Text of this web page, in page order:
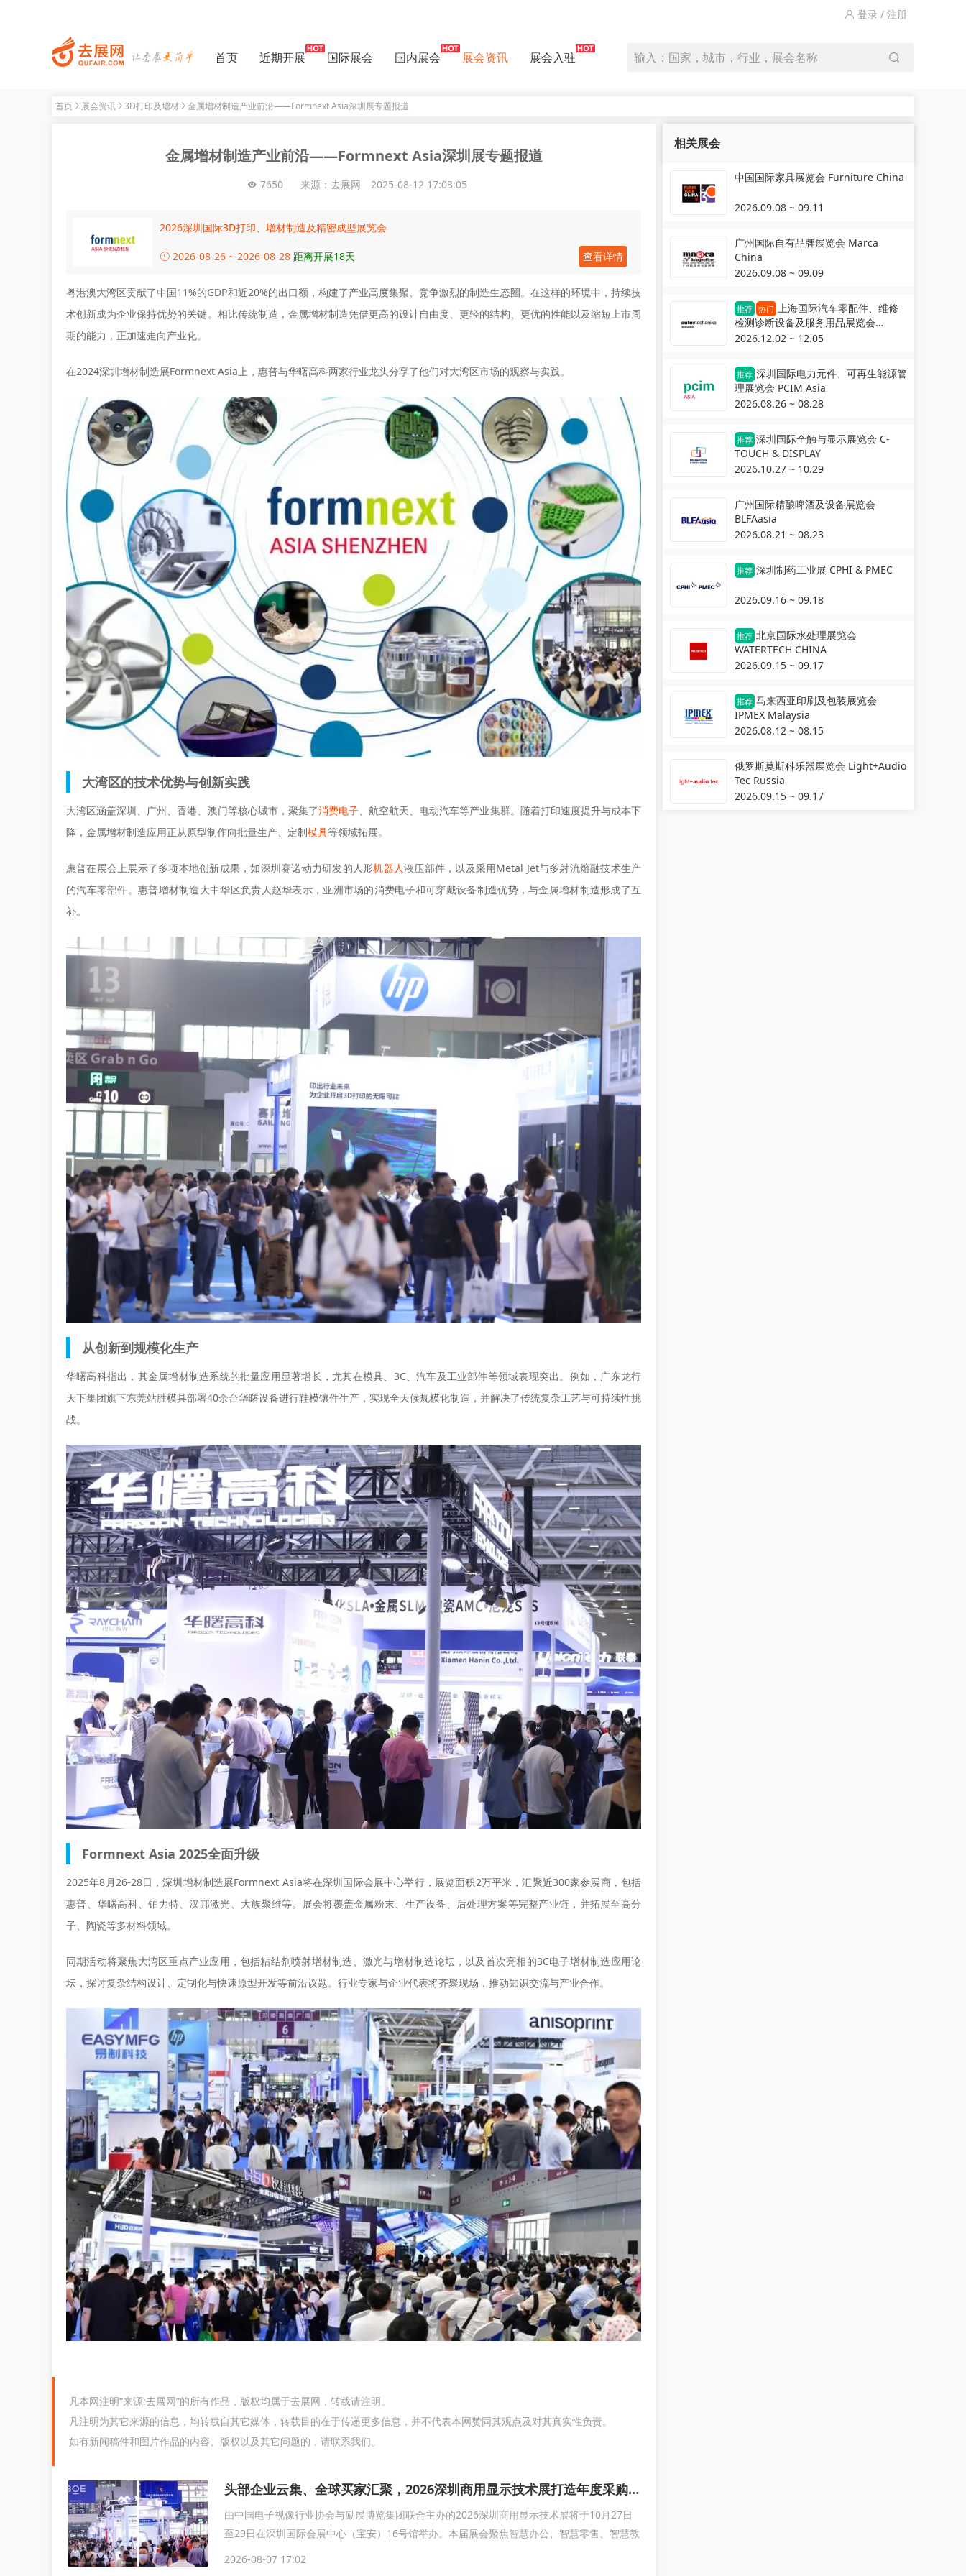
登录 / 注册
首页 近期开展 国际展会 国内展会 展会资讯 展会入驻 输入：国家，城市，行业，展会名称
首页 展会资讯 3D打印及增材 金属增材制造产业前沿——Formnext Asia深圳展专题报道
金属增材制造产业前沿——Formnext Asia深圳展专题报道
7650 来源：去展网 2025-08-12 17:03:05
2026深圳国际3D打印、增材制造及精密成型展览会
2026-08-26 ~ 2026-08-28 距离开展18天 查看详情
粤港澳大湾区贡献了中国11%的GDP和近20%的出口额，构建了产业高度集聚、竞争激烈的制造生态圈。在这样的环境中，持续技
术创新成为企业保持优势的关键。相比传统制造，金属增材制造凭借更高的设计自由度、更轻的结构、更优的性能以及缩短上市周
期的能力，正加速走向产业化。
在2024深圳增材制造展Formnext Asia上，惠普与华曙高科两家行业龙头分享了他们对大湾区市场的观察与实践。
大湾区的技术优势与创新实践
大湾区涵盖深圳、广州、香港、澳门等核心城市，聚集了消费电子 、航空航天、电动汽车等产业集群。随着打印速度提升与成本下
降，金属增材制造应用正从原型制作向批量生产、定制模具等领域拓展。
惠普在展会上展示了多项本地创新成果，如深圳赛诺动力研发的人形机器人液压部件，以及采用Metal Jet与多射流熔融技术生产
的汽车零部件。惠普增材制造大中华区负责人赵华表示，亚洲市场的消费电子和可穿戴设备制造优势，与金属增材制造形成了互
补。
从创新到规模化生产
华曙高科指出，其金属增材制造系统的批量应用显著增长，尤其在模具、3C、汽车及工业部件等领域表现突出。例如，广东龙行
天下集团旗下东莞站胜模具部署40余台华曙设备进行鞋模镶件生产，实现全天候规模化制造，并解决了传统复杂工艺与可持续性挑
战。
Formnext Asia 2025全面升级
2025年8月26-28日，深圳增材制造展Formnext Asia将在深圳国际会展中心举行，展览面积2万平米，汇聚近300家参展商，包括
惠普、华曙高科、铂力特、汉邦激光、大族聚维等。展会将覆盖金属粉末、生产设备、后处理方案等完整产业链，并拓展至高分
子、陶瓷等多材料领域。
同期活动将聚焦大湾区重点产业应用，包括粘结剂喷射增材制造、激光与增材制造论坛，以及首次亮相的3C电子增材制造应用论
坛，探讨复杂结构设计、定制化与快速原型开发等前沿议题。行业专家与企业代表将齐聚现场，推动知识交流与产业合作。
凡本网注明“来源:去展网”的所有作品，版权均属于去展网，转载请注明。
凡注明为其它来源的信息，均转载自其它媒体，转载目的在于传递更多信息，并不代表本网赞同其观点及对其真实性负责。
如有新闻稿件和图片作品的内容、版权以及其它问题的，请联系我们。
头部企业云集、全球买家汇聚，2026深圳商用显示技术展打造年度采购现场
由中国电子视像行业协会与励展博览集团联合主办的2026深圳商用显示技术展将于10月27日
至29日在深圳国际会展中心（宝安）16号馆举办。本届展会聚焦智慧办公、智慧零售、智慧教
2026-08-07 17:02
相关展会
中国国际家具展览会 Furniture China
2026.09.08 ~ 09.11
广州国际自有品牌展览会 Marca
China
2026.09.08 ~ 09.09
推荐 热门 上海国际汽车零配件、维修
检测诊断设备及服务用品展览会
Automechanika Shanghai
2026.12.02 ~ 12.05
推荐 深圳国际电力元件、可再生能源管
理展览会 PCIM Asia
2026.08.26 ~ 08.28
推荐 深圳国际全触与显示展览会 C-
TOUCH & DISPLAY
2026.10.27 ~ 10.29
广州国际精酿啤酒及设备展览会
BLFAasia
2026.08.21 ~ 08.23
推荐 深圳制药工业展 CPHI & PMEC
2026.09.16 ~ 09.18
推荐 北京国际水处理展览会
WATERTECH CHINA
2026.09.15 ~ 09.17
推荐 马来西亚印刷及包装展览会
IPMEX Malaysia
2026.08.12 ~ 08.15
俄罗斯莫斯科乐器展览会 Light+Audio
Tec Russia
2026.09.15 ~ 09.17